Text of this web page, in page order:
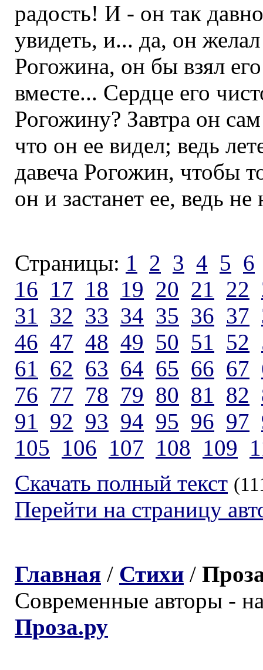
радость! И - он так
увидеть, и... да, он
Рогожина, он бы взял
вместе... Сердце его
Рогожину? Завтра он
что он ее видел; ведь
давеча Рогожин, чтобы
он и застанет ее, ведь
Страницы: 1 2 3 4 5 6
16 17 18 19 20 21 22
31 32 33 34 35 36 37
46 47 48 49 50 51 52
61 62 63 64 65 66 67
76 77 78 79 80 81 82
91 92 93 94 95 96 97
105 106 107 108 109
Скачать полный текст
Перейти на страницу
Главная / Стихи /
Современные авторы -
Проза.ру